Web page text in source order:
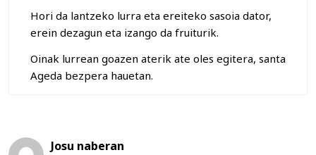
Hori da lantzeko lurra eta ereiteko sasoia dator,
erein dezagun eta izango da fruiturik.
Oinak lurrean goazen aterik ate oles egitera, santa
Ageda bezpera hauetan.
Josu naberan